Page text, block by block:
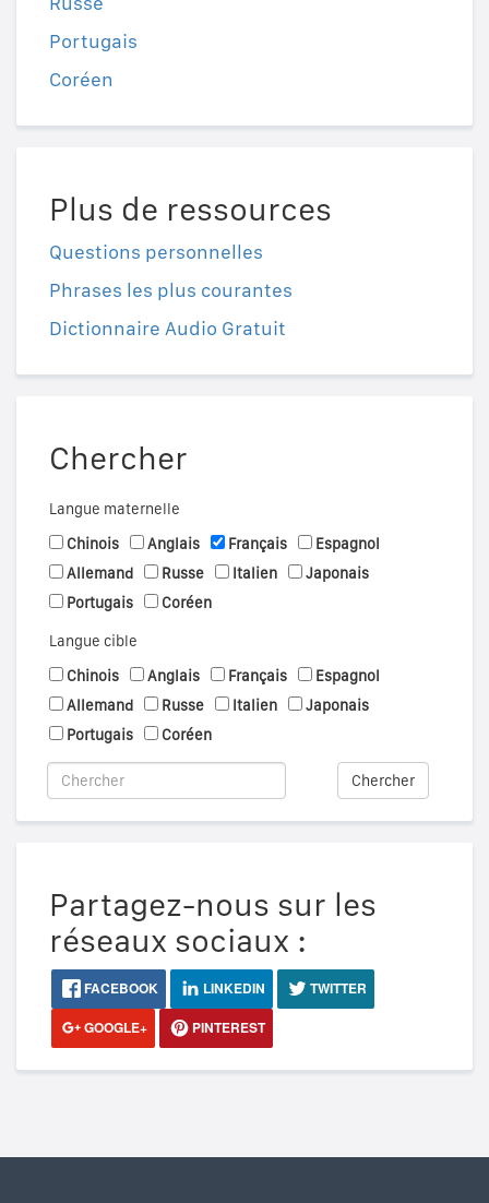
Portugais
Coréen
Plus de ressources
Questions personnelles
Phrases les plus courantes
Dictionnaire Audio Gratuit
Chercher
Langue maternelle
Chinois
Anglais Français
Espagnol
Allemand
Russe Italien
Japonais
Portugais
Coréen
Langue cible
Chinois
Anglais Français
Espagnol
Allemand
Russe Italien
Japonais
Portugais
Coréen
Chercher
Partagez-nous sur les
réseaux sociaux :
FACEBOOK LINKEDIN
TWITTER
GOOGLE+
PINTEREST